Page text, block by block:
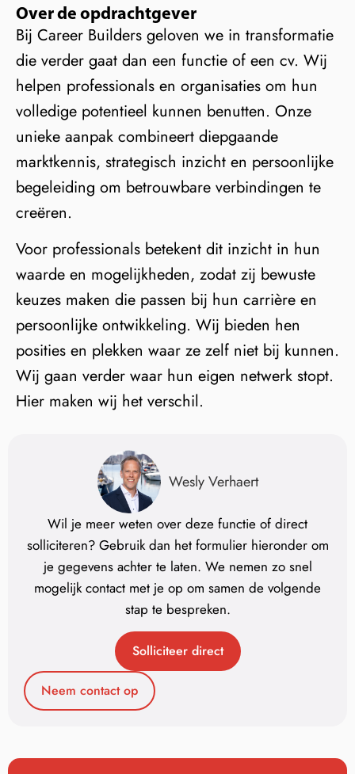
Over de opdrachtgever
Bij Career Builders geloven we in transformatie
die verder gaat dan een functie of een cv. Wij
helpen professionals en organisaties om hun
volledige potentieel kunnen benutten. Onze
unieke aanpak combineert diepgaande
marktkennis, strategisch inzicht en persoonlijke
begeleiding om betrouwbare verbindingen te
creëren.
Voor professionals betekent dit inzicht in hun
waarde en mogelijkheden, zodat zij bewuste
keuzes maken die passen bij hun carrière en
persoonlijke ontwikkeling. Wij bieden hen
posities en plekken waar ze zelf niet bij kunnen.
Wij gaan verder waar hun eigen netwerk stopt.
Hier maken wij het verschil.
Wesly Verhaert
Wil je meer weten over deze functie of direct
solliciteren? Gebruik dan het formulier hieronder om
je gegevens achter te laten. We nemen zo snel
mogelijk contact met je op om samen de volgende
stap te bespreken.
Solliciteer direct
Neem contact op